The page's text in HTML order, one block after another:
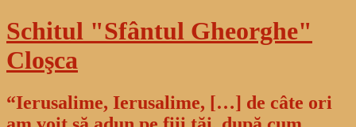
Sari
la
conținut
Schitul "Sfântul Gheorghe"
Cloşca
“Ierusalime, Ierusalime, […] de câte ori